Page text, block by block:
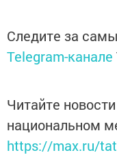
Следите за
Telegram-канале
Читайте
национальном
https://max.ru/